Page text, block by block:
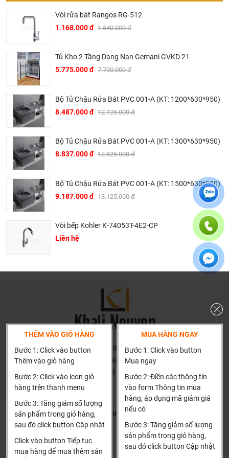
cao su mềm dẻo giúp cho chậu không bị rỉ nước trước
mọi tác động bên ngoài. Gioăng cao su được ngâm trong
mỡ chuyên dụng và chất bảo quản tránh sự sâm nhập
và bền.
Công việc vệ sinh
dễ dàng: Với những hạt nano siêu nhỏ trên bề mặt, chậu
rửa bát phủ nano kháng khuẩn công nghệ mới giúp
nước ít bám dính hơn- dễ vệ sinh hơn, tiết kiệm thời gian
công sức.
Bản vẽ kỹ thuật chậu rửa bát chén Kagol
BT2 hố phủ nano
Tại sao nên chọn chậu rửa bát phủ nano?
Chống bám bẩn: Bề mặt trơn bóng, chống sự bám dính
của bụi bẩn, đồ ăn thừa
Dễ dàng lau rửa: Chỉ cần dùng khăn mềm là đã dễ dàng
Vòi rửa bát Rangos RG-512
1.168.000 đ 1.540.000 đ
Tủ Kho 2 Tầng Dạng Nan Gemani GVKD.21
5.775.000 đ 7.700.000 đ
Bộ Tủ Chậu Rửa Bát PVC 001-A (KT: 1200*630*950)
8.487.000 đ 12.125.000 đ
Bộ Tủ Chậu Rửa Bát PVC 001-A (KT: 1300*630*950)
8.837.000 đ 12.625.000 đ
Bộ Tủ Chậu Rửa Bát PVC 001-A (KT: 1500*630*950)
9.187.000 đ 13.125.000 đ
Vòi bếp Kohler K-74053T-4E2-CP
Liên hệ
THÊM VÀO GIỎ HÀNG
Bước 1: Click vào button
Thêm vào giỏ hàng
Bước 2: Click vào icon giỏ
hàng trên thanh menu
Bước 3: Tăng giảm số lượng
sản phẩm trong giỏ hàng,
sau đó click button Cập nhật
Click vào button Tiếp tục
mua hàng để mua thêm sản
MUA HÀNG NGAY
Bước 1: Click vào button
Mua ngay
Bước 2: Điền các thông tin
vào form Thông tin mua
hàng, áp dụng mã giảm giá
nếu có
Bước 3: Tăng giảm số lượng
sản phẩm trong giỏ hàng,
sau đó click button Cập nhật
HN: số 160 đường Văn Minh, Di Trạch, Hoài Đức, Hà Nội
(Cách đại học công nghiệp 1 km)
HCM và các tỉnh khác: Liên hệ hotline để được hướng dẫn
đặt hàng
Khalinguyen.vn@gmail.com
0904501766
Thông tin Thông tin thêm